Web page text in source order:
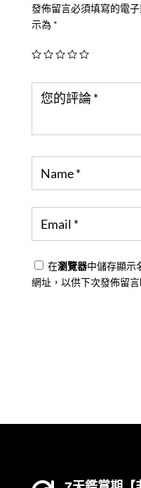
發佈留言必須填寫的電
示為 *
在瀏覽器中儲存顯示
網址，以供下次發佈留言